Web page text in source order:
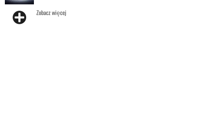
Zobacz więcej